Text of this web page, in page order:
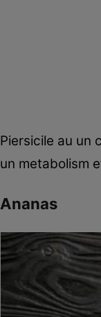
Piersicile au un
un metabolism
Ananas